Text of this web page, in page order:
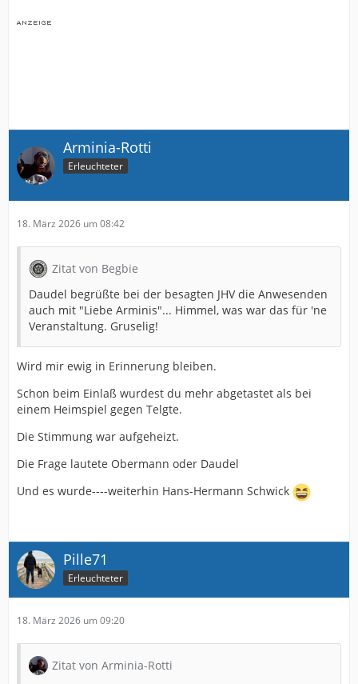
Arminia-Rotti
Erleuchteter
18. März 2026 um 08:42
Zitat von Begbie
Daudel begrüßte bei der besagten JHV die Anwesenden
auch mit "Liebe Arminis"... Himmel, was war das für 'ne
Veranstaltung. Gruselig!
Wird mir ewig in Erinnerung bleiben.
Schon beim Einlaß wurdest du mehr abgetastet als bei
einem Heimspiel gegen Telgte.
Die Stimmung war aufgeheizt.
Die Frage lautete Obermann oder Daudel
Und es wurde----weiterhin Hans-Hermann Schwick
Pille71
Erleuchteter
18. März 2026 um 09:20
Zitat von Arminia-Rotti